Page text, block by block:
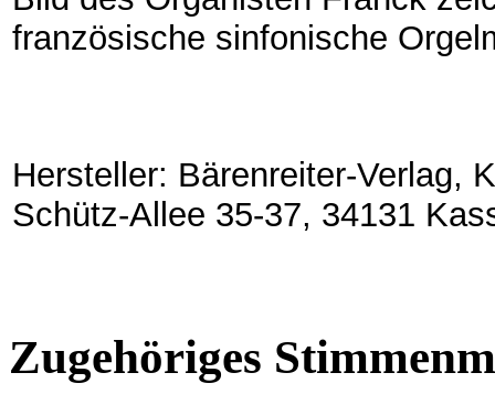
französische sinfonische
Hersteller: Bärenreiter-Verlag,
Schütz-Allee 35-37, 34131
Zugehöriges